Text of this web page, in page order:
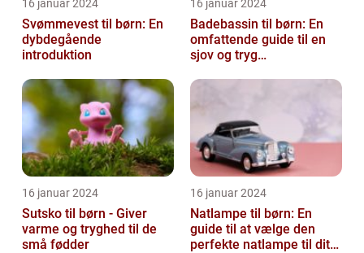
16 januar 2024
Svømmevest til børn: En
dybdegående
introduktion
16 januar 2024
Badebassin til børn: En
omfattende guide til en
sjov og tryg
16 januar 2024
Sutsko til børn - Giver
varme og tryghed til de
små fødder
16 januar 2024
Natlampe til børn: En
guide til at vælge den
perfekte natlampe til dit